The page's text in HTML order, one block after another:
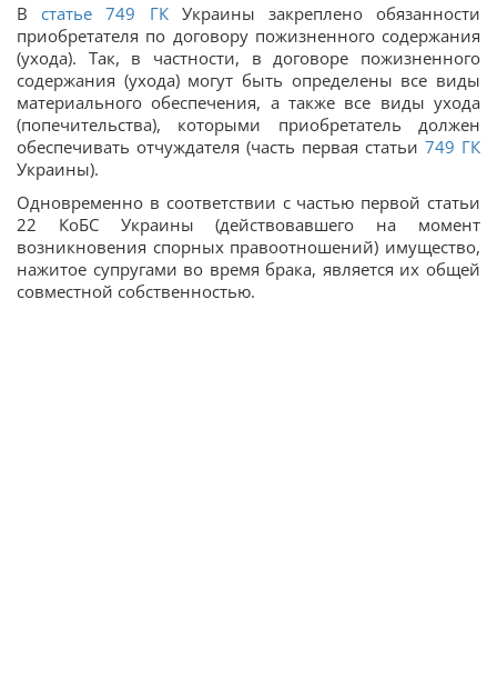
Встатье 749 ГКУкраины закреплено обязанности
приобретателя по договору пожизненного содержания
(ухода). Так, в частности, в договоре пожизненного
содержания (ухода) могут быть определены все виды
материального обеспечения, а также все виды ухода
(попечительства), которыми приобретатель должен
обеспечивать отчуждателя (часть первая статьи 749 ГК
Украины).
Одновременно в соответствии с частью первой статьи
22 КоБС Украины (действовавшего на момент
возникновения спорных правоотношений) имущество,
нажитое супругами во время брака, является их общей
совместной собственностью.